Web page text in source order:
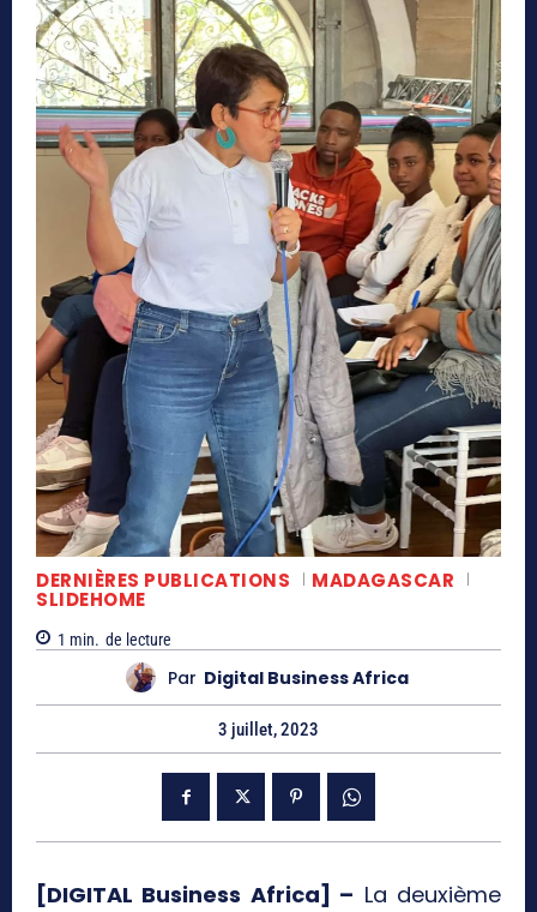
DERNIÈRES PUBLICATIONS MADAGASCAR
SLIDEHOME
1 min. de lecture
Par Digital Business Africa
3 juillet, 2023
[DIGITAL Business Africa] – La deuxième